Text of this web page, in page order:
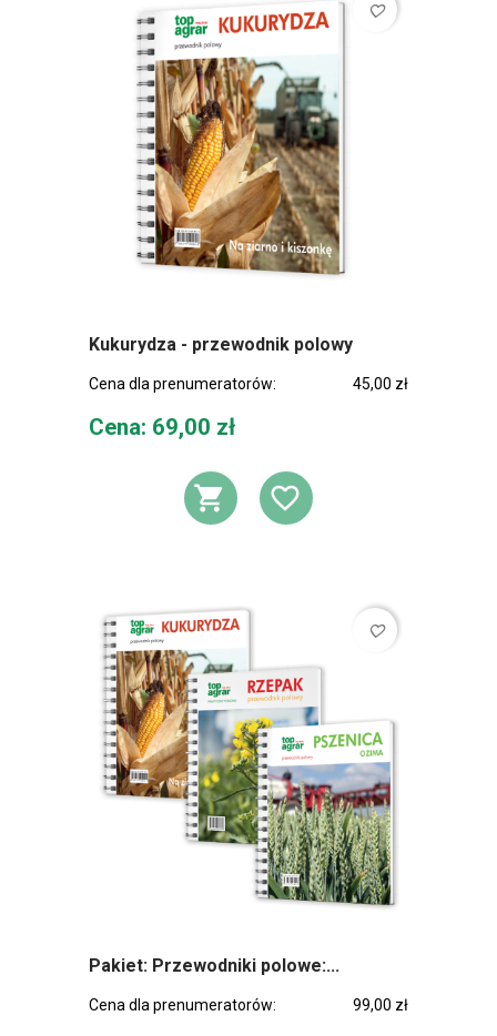
favorite_border
Kukurydza - przewodnik polowy
Cena dla prenumeratorów: 45,00 zł
Cena
Cena: 69,00 zł
DODAJ DO
DODAJ DO
favorite_border
Pakiet: Przewodniki polowe:...
Cena dla prenumeratorów: 99,00 zł